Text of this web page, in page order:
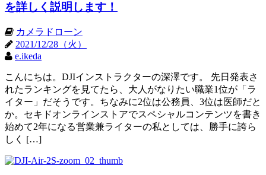
を詳しく説明します！
カメラドローン
2021/12/28（火）
e.ikeda
こんにちは。DJIインストラクターの深澤です。 先日発表さ
れたランキングを見てたら、大人がなりたい職業1位が「ラ
イター」だそうです。ちなみに2位は公務員、3位は医師だと
か。セキドオンラインストアでスペシャルコンテンツを書き
始めて2年になる営業兼ライターの私としては、勝手に誇ら
しく […]